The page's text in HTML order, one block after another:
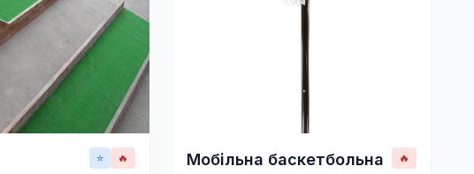
⭐ 🔥
Мобільна баскетбольна
🔥